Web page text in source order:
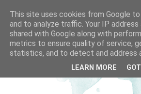
This site uses cookies from Google
and to analyze traffic. Your IP address
shared with Google along with
metrics to ensure quality of service,
statistics, and to detect and address
LEARN MORE